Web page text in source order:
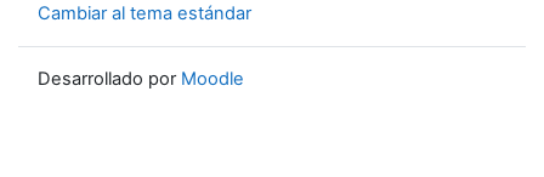
Cambiar al tema estándar
Desarrollado por Moodle